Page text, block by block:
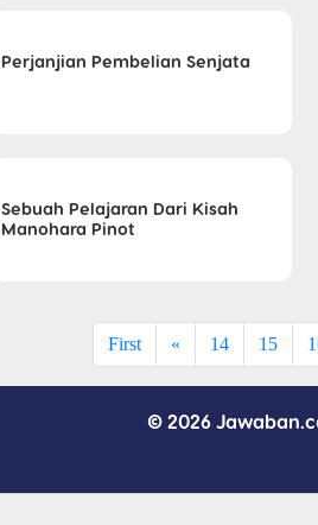
Perjanjian Pembelian Senjata
Sebuah Pelajaran Dari Kisah
Manohara Pinot
First « 14 15
© 2026